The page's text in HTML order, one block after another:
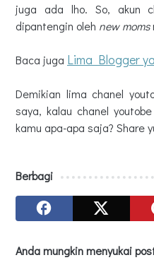
juga ada lho. So, akun
dipantengin oleh new moms
Baca juga Lima Blogger
Demikian lima chanel
saya, kalau chanel
kamu apa-apa saja? Share
Berbagi
Anda mungkin menyukai